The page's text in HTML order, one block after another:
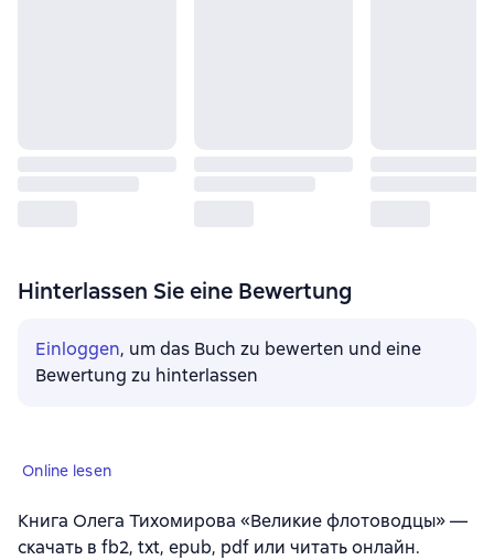
Hinterlassen Sie eine Bewertung
Einloggen, um das Buch zu bewerten und eine
Bewertung zu hinterlassen
Online lesen
Книга Олега Тихомирова «Великие флотоводцы» —
скачать в fb2, txt, epub, pdf или читать онлайн.